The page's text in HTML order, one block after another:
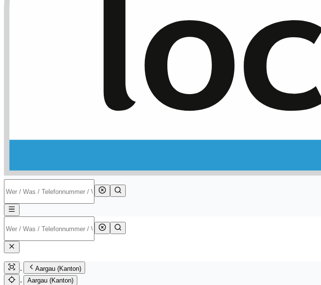
Aargau (Kanton)
Aargau (Kanton)